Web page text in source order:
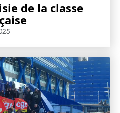
de la classe